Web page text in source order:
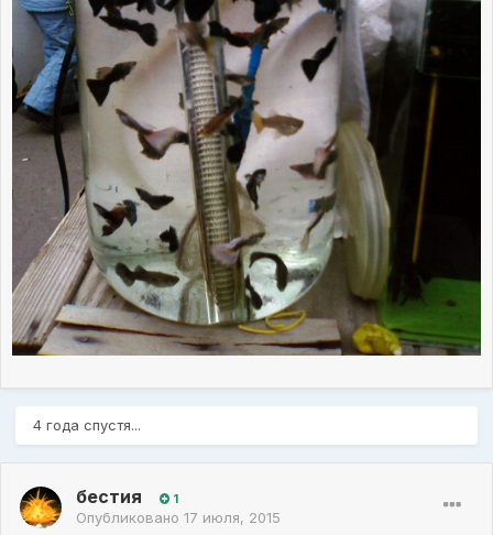
4 года спустя...
бестия 1
Опубликовано 17 июля, 2015